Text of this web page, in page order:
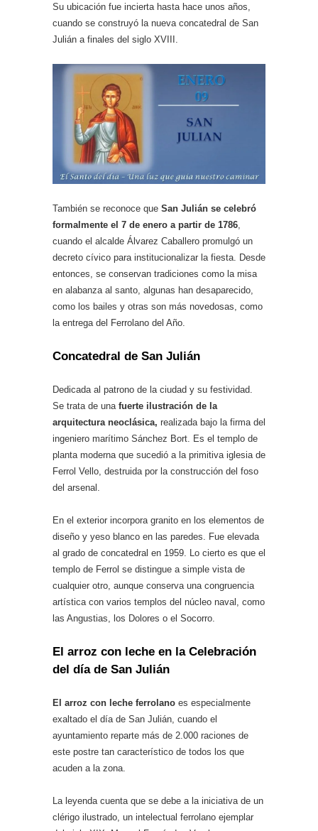
Su ubicación fue incierta hasta hace unos años,
cuando se construyó la nueva concatedral de San
Julián a finales del siglo XVIII.
También se reconoce que San Julián se celebró
formalmente el 7 de enero a partir de 1786
cuando el alcalde Álvarez Caballero promulgó un
decreto cívico para institucionalizar la fiesta. Desde
entonces, se conservan tradiciones como la misa
en alabanza al santo, algunas han desaparecido,
como los bailes y otras son más novedosas, como
la entrega del Ferrolano del Año.
Concatedral de San Julián
Dedicada al patrono de la ciudad y su festividad.
Se trata de una fuerte ilustración de la
arquitectura neoclásica, realizada bajo la firma del
ingeniero marítimo Sánchez Bort. Es el templo de
planta moderna que sucedió a la primitiva iglesia de
Ferrol Vello, destruida por la construcción del foso
del arsenal.
En el exterior incorpora granito en los elementos de
diseño y yeso blanco en las paredes. Fue elevada
al grado de concatedral en 1959. Lo cierto es que el
templo de Ferrol se distingue a simple vista de
cualquier otro, aunque conserva una congruencia
artística con varios templos del núcleo naval, como
las Angustias, los Dolores o el Socorro.
El arroz con leche en la Celebración
del día de San Julián
El arroz con leche ferrolano es especialmente
exaltado el día de San Julián, cuando el
ayuntamiento reparte más de 2.000 raciones de
este postre tan característico de todos los que
acuden a la zona.
La leyenda cuenta que se debe a la iniciativa de un
clérigo ilustrado, un intelectual ferrolano ejemplar